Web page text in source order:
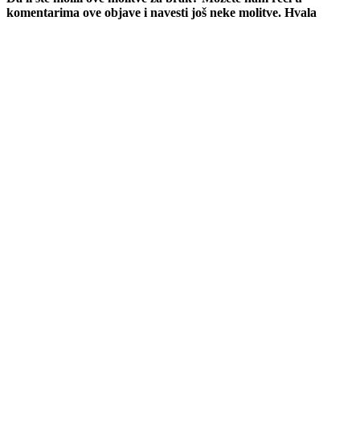
komentarima ove objave i navesti još neke molitve. Hvala